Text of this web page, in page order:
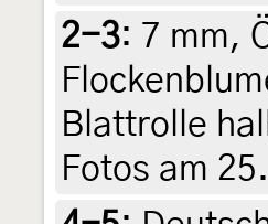
2-3: 7 mm,
Blattrolle
Fotos am